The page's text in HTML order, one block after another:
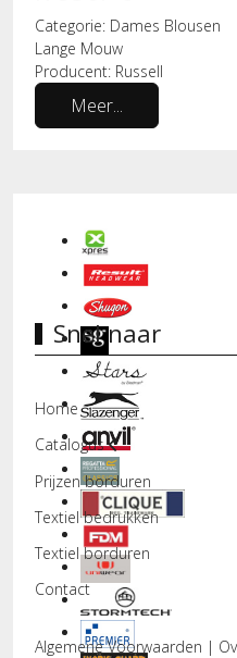
Categorie: Dames Blousen
Lange Mouw
Producent: Russell
Meer...
Snel naar
Home
Catalogus
Prijzen borduren
Textiel bedrukken
Textiel borduren
Contact
Algemene Voorwaarden |